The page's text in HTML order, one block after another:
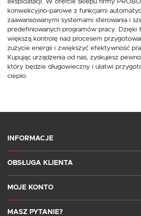
eksploatacji. W ofercie sklepu firmy
konwekcyjno-parowe z funkcjami
zaawansowanymi systemami sterowania i
predefiniowanych programów pracy. Dzięki
większą kontrolę nad procesem
zużycie energii i zwiększyć efektywność
Kupując urządzenia od nas, zyskujesz
który będzie długowieczny i ułatwi
ciepło.
INFORMACJE
OBSŁUGA KLIENTA
MOJE KONTO
MASZ PYTANIE?